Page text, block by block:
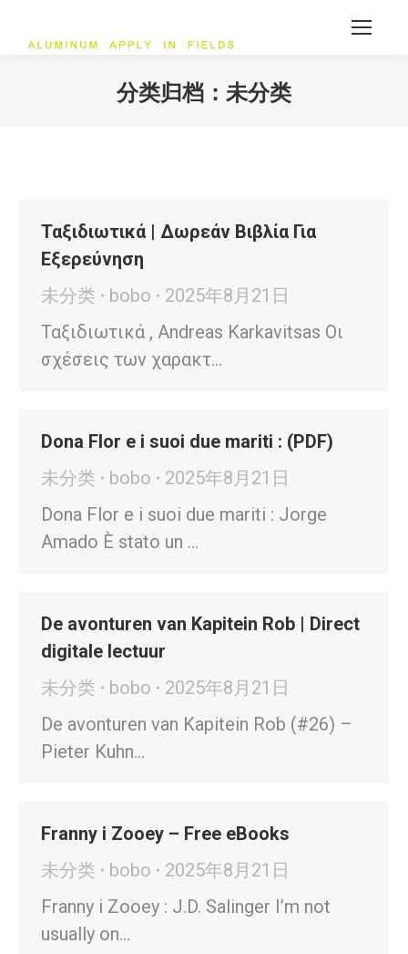
分类归档： 未分类
Ταξιδιωτικά | Δωρεάν Βιβλία Για
Εξερεύνηση
未分类
bobo
2025年8月21日
Ταξιδιωτικά , Andreas Karkavitsas Οι
σχέσεις των χαρακτ…
Dona Flor e i suoi due mariti : (PDF)
未分类
bobo
2025年8月21日
Dona Flor e i suoi due mariti : Jorge
Amado È stato un …
De avonturen van Kapitein Rob | Direct
digitale lectuur
未分类
bobo
2025年8月21日
De avonturen van Kapitein Rob (#26) –
Pieter Kuhn…
Franny i Zooey – Free eBooks
未分类
bobo
2025年8月21日
Franny i Zooey : J.D. Salinger I’m not
usually on…